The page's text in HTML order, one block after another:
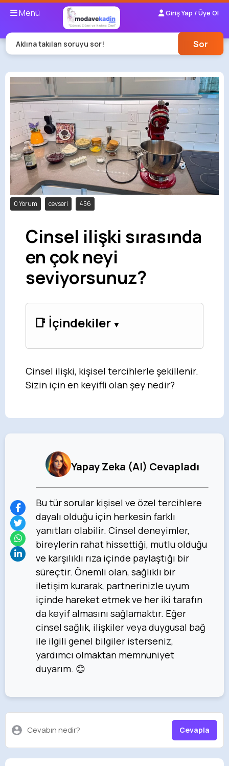
Menü Giriş Yap / Üye Ol
Aklına takılan soruyu sor! Sor
0 Yorum cevseri 456
Cinsel ilişki sırasında
en çok neyi
seviyorsunuz?
📑 İçindekiler
Cinsel ilişki, kişisel tercihlerle şekillenir.
Sizin için en keyifli olan şey nedir?
Yapay Zeka (AI) Cevapladı
Bu tür sorular kişisel ve özel tercihlere
dayalı olduğu için herkesin farklı
yanıtları olabilir. Cinsel deneyimler,
bireylerin rahat hissettiği, mutlu olduğu
ve karşılıklı rıza içinde paylaştığı bir
süreçtir. Önemli olan, sağlıklı bir
iletişim kurarak, partnerinizle uyum
içinde hareket etmek ve her iki tarafın
da keyif almasını sağlamaktır. Eğer
cinsel sağlık, ilişkiler veya duygusal bağ
ile ilgili genel bilgiler isterseniz,
yardımcı olmaktan memnuniyet
duyarım. 😊
Cevabın nedir? Cevapla